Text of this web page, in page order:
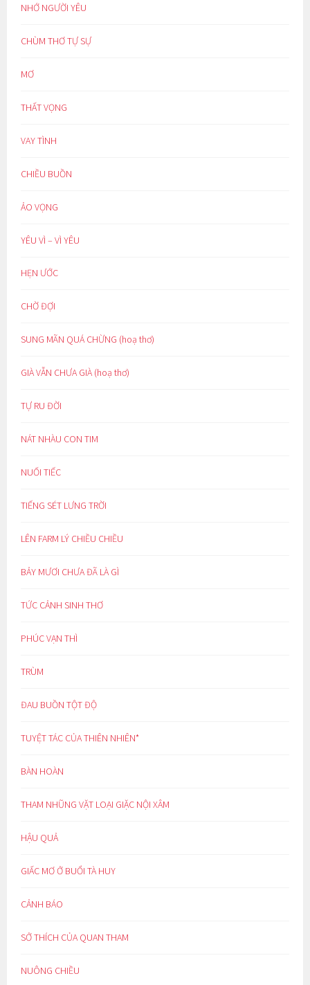
NHỚ NGƯỜI YÊU
CHÙM THƠ TỰ SỰ
MƠ
THẤT VỌNG
VAY TÌNH
CHIỀU BUỒN
ẢO VỌNG
YÊU VÌ – VÌ YÊU
HẸN ƯỚC
CHỜ ĐỢI
SUNG MÃN QUÁ CHỪNG (hoạ thơ)
GIÀ VẪN CHƯA GIÀ (hoạ thơ)
TỰ RU ĐỜI
NÁT NHÀU CON TIM
NUỐI TIẾC
TIẾNG SÉT LƯNG TRỜI
LÊN FARM LÝ CHIỀU CHIỀU
BẢY MƯƠI CHƯA ĐÃ LÀ GÌ
TỨC CẢNH SINH THƠ
PHÚC VẠN THÌ
TRÙM
ĐAU BUỒN TỘT ĐỘ
TUYỆT TÁC CỦA THIÊN NHIÊN*
BÀN HOÀN
THAM NHŨNG VẶT LOẠI GIẶC NỘI XÂM
HẬU QUẢ
GIẤC MƠ Ở BUỔI TÀ HUY
CẢNH BÁO
SỞ THÍCH CỦA QUAN THAM
NUÔNG CHIỀU